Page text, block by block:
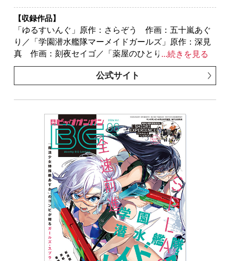
ー・ウォーズ：マンダロリアン」監修：ルーカスフィ
ルム 原案：ウォルト・ディズニー・カンパニー 漫
画：大沢祐輔
ゃんのきゅーいんライフ！』のほか、あまサドアンソ
ロジー企画のゲストピンナップが掲載!!
※紙で発行した雑誌と、掲載内容が一部異なる場合が
ございます。特別付録はついておりません。またプレ
ゼント、アンケートなどへの応募はできません。
※表紙は紙で発行した雑誌と同一のものです。
【収録作品】
「ゆるすいんぐ」原作：さらぞう 作画：五十嵐あぐ
り／「学園潜水艦隊マーメイドガールズ」原作：深見
真 作画：刻夜セイゴ／「薬屋のひとりごと」原作：
日向夏（ヒーロー文庫／イマジカインフォス） 作
画：ねこクラゲ 構成：七緒一綺 キャラクター原
い魔女の晩餐会―」森永ミキ／「父は英雄、母は精
霊、娘の私は転生者。」原作：松浦（カドカワ
BOOKS） 作画：大堀ユタカ キャラクター原案：
keepout／「美夜ちゃんのきゅーいんライフ！」降本孟
／「Ubel Blatt II 死せる王の騎士団」塩野干支郎次／
「となりの猫と恋知らず」あきのこ／「神様が見てな
いから」原作：伊角香 作画：麦野イヌ／「結婚指輪
物語」めいびい／「ハイスコアガール DASH」押切蓮
介／「俺より弱いやつに会いに行く」押切蓮介／「キ
ュートアグレッション」むすあき／「ギャルの匂ひに
誘われて」夏鈴糖／「獄卒クラーケン」原作：タカヒ
ロ 作画：戸流ケイ／「シノハユ」原作：小林立 作
画：五十嵐あぐり／「怜-Toki-」原案：小林立 漫画：
めきめき／「モスクワ2160」原作：蝸牛くも(GA文
...続きを見る
公式サイト